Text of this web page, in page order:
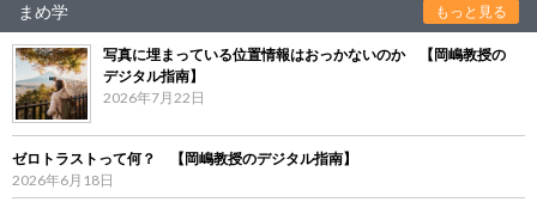
まめ学 もっと見る
写真に埋まっている位置情報はおっかないのか 【岡嶋教授の
デジタル指南】
2026年7月22日
ゼロトラストって何？ 【岡嶋教授のデジタル指南】
2026年6月18日